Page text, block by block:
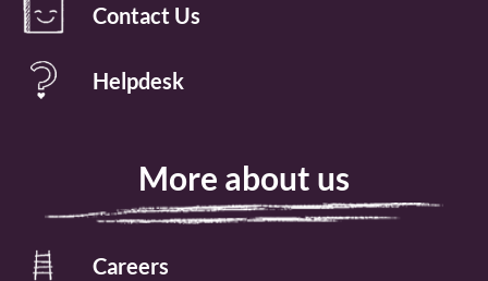
Contact Us
Helpdesk
More about us
Careers